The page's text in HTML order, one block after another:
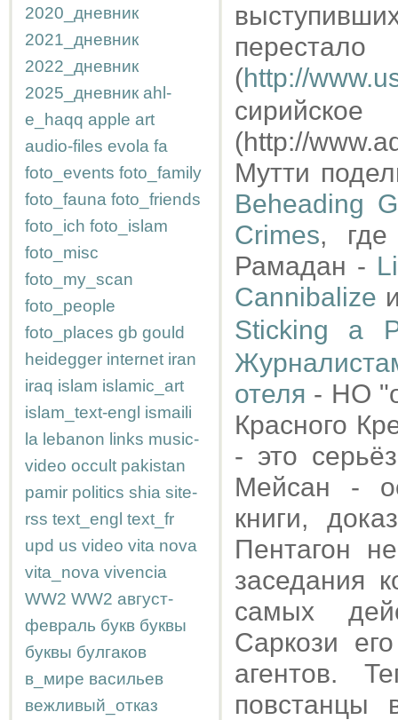
2020_дневник
2021_дневник
2022_дневник
2025_дневник ahl-
e_haqq apple art
audio-files evola fa
foto_events foto_family
foto_fauna foto_friends
foto_ich foto_islam
foto_misc
foto_my_scan
foto_people
foto_places gb gould
heidegger internet iran
iraq islam islamic_art
islam_text-engl ismaili
la lebanon links music-
video occult pakistan
pamir politics shia site-
rss text_engl text_fr
upd us video vita nova
vita_nova vivencia
WW2 WW2 август-
февраль букв буквы
буквы булгаков
в_мире васильев
вежливый_отказ
(http://
(http://
Мутти
Beheading
Crimes, где
Рамадан -
Cannibalize
Sticking a
отеля - НО
Красного
- это
Мейсан -
книги,
Пентагон
заседания
самых
Саркози
агентов.